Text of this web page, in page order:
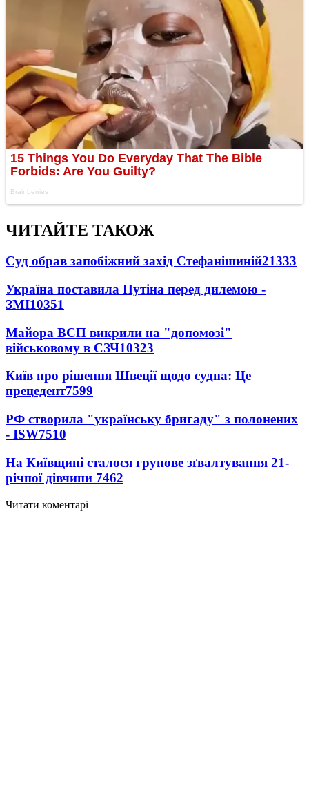
ЧИТАЙТЕ ТАКОЖ
Суд обрав запобіжний захід Стефанішиній21333
Україна поставила Путіна перед дилемою -
ЗМІ10351
Майора ВСП викрили на "допомозі"
військовому в СЗЧ10323
Київ про рішення Швеції щодо судна: Це
прецедент7599
РФ створила "українську бригаду" з полонених
- ISW7510
На Київщині сталося групове зґвалтування 21-
річної дівчини 7462
Читати коментарі